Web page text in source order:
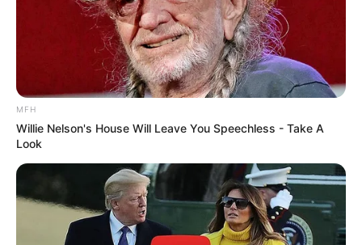
MFH
Willie Nelson's House Will Leave You Speechless - Take A
Look